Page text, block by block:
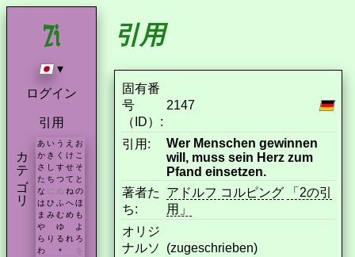
▾
ログイン
引用
カテゴリ あ い う え お
か き く け こ
さ し す せ そ
た ち つ て と
な に ぬ ね の
は ひ ふ へ ほ
ま み む め も
や
ゆ
よ
ら り る れ ろ
わ
* を
引用
固有番
号
（ID）:
2147
引用:
Wer Menschen gewinnen
will, muss sein Herz zum
Pfand einsetzen.
著者た
ち:
アドルフ コルピング
「2の引
用」
オリジ
ナルソ
(zugeschrieben)